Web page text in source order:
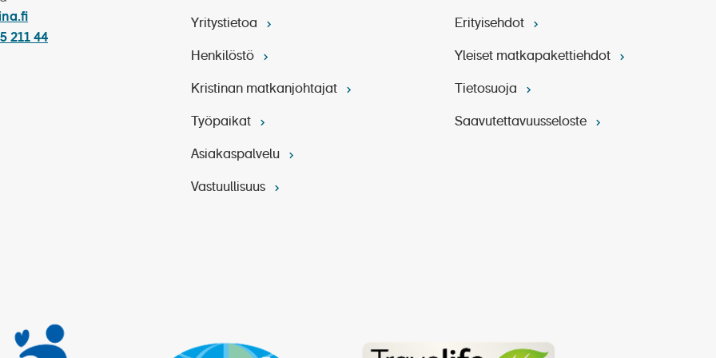
kulut matkan aikana
211 44
Yritystietoa
Henkilöstö
Kristinan matkanjohtajat
Työpaikat
Asiakaspalvelu
Vastuullisuus
Erityisehdot
Yleiset matkapakettiehdot
Tietosuoja
Saavutettavuusseloste